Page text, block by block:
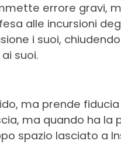
errore gravi,
alle incursioni
i suoi,
suoi.
ma prende
ma quando ha la
spazio lasciato a